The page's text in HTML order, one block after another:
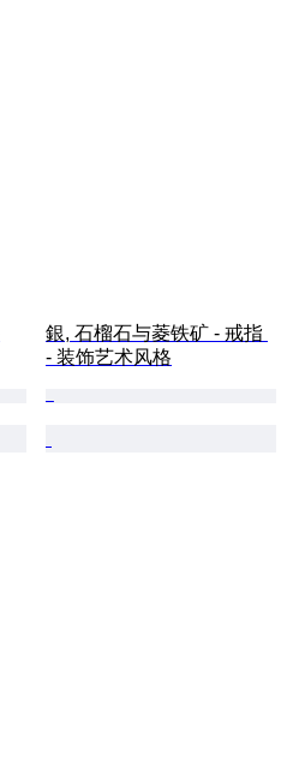
銀, 石榴石与菱铁矿 - 戒指
- 装饰艺术风格